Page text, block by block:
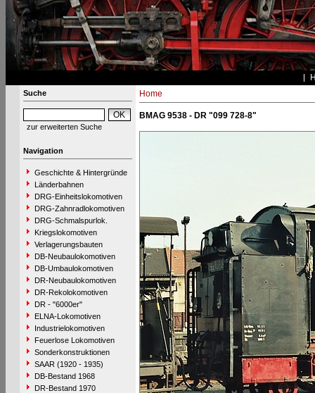
Suche
zur erweiterten Suche
Navigation
Geschichte & Hintergründe
Länderbahnen
DRG-Einheitslokomotiven
DRG-Zahnradlokomotiven
DRG-Schmalspurlok.
Kriegslokomotiven
Verlagerungsbauten
DB-Neubaulokomotiven
DB-Umbaulokomotiven
DR-Neubaulokomotiven
DR-Rekolokomotiven
DR - "6000er"
ELNA-Lokomotiven
Industrielokomotiven
Feuerlose Lokomotiven
Sonderkonstruktionen
SAAR (1920 - 1935)
DB-Bestand 1968
DR-Bestand 1970
Home
BMAG 9538 - DR "099 728-8"